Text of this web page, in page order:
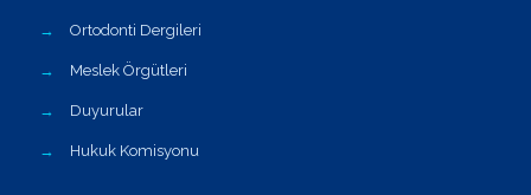
→ Ortodonti Dergileri
→ Meslek Örgütleri
→ Duyurular
→ Hukuk Komisyonu